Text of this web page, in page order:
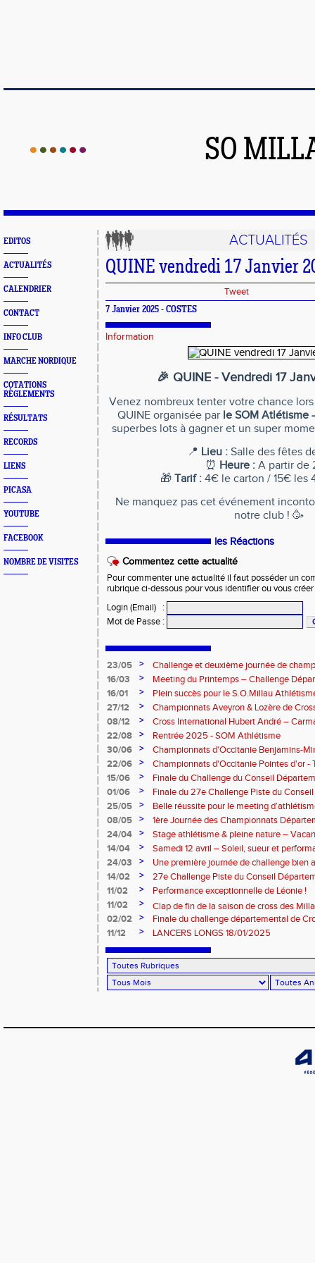
SO
EDITOS
ACTUALITÉS
CALENDRIER
CONTACT
INFO CLUB
MARCHE NORDIQUE
COTATIONS
RÈGLEMENTS
RÉSULTATS
RECORDS
LIENS
PICASA
YOUTUBE
FACEBOOK
NOMBRE DE VISITES
ACTUALITÉS
QUINE vendredi 17 Janvier
Tweet
7 Janvier 2025 - COSTES
Information
🎉 QUINE - Vendredi 17
Venez nombreux tenter votre chance
QUINE organisée par le SOM Atlétisme
superbes lots à gagner et un super
📍 Lieu : Salle des fêtes
⏰ Heure : A partir de
🎁Tarif : 4€ le carton / 15€ les
Ne manquez pas cet événement
notre club ! 🥳
les Réactions
Commentez cette actualité
Pour commenter une actualité il faut posséder un
rubrique ci-dessous pour vous identifier ou vous
Login (Email)
:
Mot de Passe :
23/05 >
Challenge et deuxième journée de
l’Aveyron
16/03 >
Meeting du Printemps – Challenge
Samedi 28 mars 2026
16/01 >
Plein succès pour le S.O.Millau
départementaux de cross-country
27/12 >
Championnats Aveyron & Lozère de
08/12
>
Cross International Hubert André –
22/08
>
Rentrée 2025 - SOM Athlétisme
30/06
>
Championnats d'Occitanie Benjamins-
2025 – Albi
22/06 >
Championnats d'Occitanie Pointes d'or -
juin 2025
15/06 >
Finale du Challenge du Conseil
01/06
>
Finale du 27e Challenge Piste du
l'Aveyron
25/05 >
Belle réussite pour le meeting
08/05
>
1ère Journée des Championnats
24/04
>
Stage athlétisme & pleine nature –
14/04
>
Samedi 12 avril – Soleil, sueur et
Rouergue pour la 2eme journée du
24/03 >
Une première journée de challenge bien
14/02
>
27e Challenge Piste du Conseil
11/02
>
Performance exceptionnelle de Léonie !
11/02
>
Clap de fin de la saison de cross des
02/02
>
Finale du challenge départemental de
11/12
> LANCERS LONGS 18/01/2025